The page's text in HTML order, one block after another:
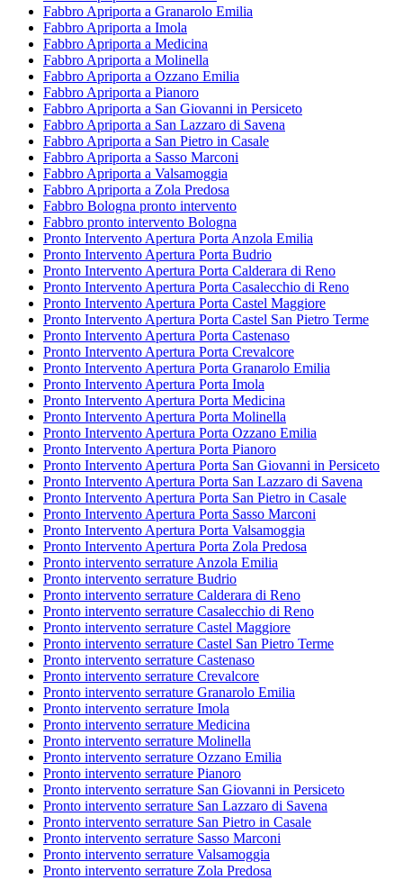
Fabbro Apriporta a Granarolo Emilia
Fabbro Apriporta a Imola
Fabbro Apriporta a Medicina
Fabbro Apriporta a Molinella
Fabbro Apriporta a Ozzano Emilia
Fabbro Apriporta a Pianoro
Fabbro Apriporta a San Giovanni in Persiceto
Fabbro Apriporta a San Lazzaro di Savena
Fabbro Apriporta a San Pietro in Casale
Fabbro Apriporta a Sasso Marconi
Fabbro Apriporta a Valsamoggia
Fabbro Apriporta a Zola Predosa
Fabbro Bologna pronto intervento
Fabbro pronto intervento Bologna
Pronto Intervento Apertura Porta Anzola Emilia
Pronto Intervento Apertura Porta Budrio
Pronto Intervento Apertura Porta Calderara di Reno
Pronto Intervento Apertura Porta Casalecchio di Reno
Pronto Intervento Apertura Porta Castel Maggiore
Pronto Intervento Apertura Porta Castel San Pietro Terme
Pronto Intervento Apertura Porta Castenaso
Pronto Intervento Apertura Porta Crevalcore
Pronto Intervento Apertura Porta Granarolo Emilia
Pronto Intervento Apertura Porta Imola
Pronto Intervento Apertura Porta Medicina
Pronto Intervento Apertura Porta Molinella
Pronto Intervento Apertura Porta Ozzano Emilia
Pronto Intervento Apertura Porta Pianoro
Pronto Intervento Apertura Porta San Giovanni in Persiceto
Pronto Intervento Apertura Porta San Lazzaro di Savena
Pronto Intervento Apertura Porta San Pietro in Casale
Pronto Intervento Apertura Porta Sasso Marconi
Pronto Intervento Apertura Porta Valsamoggia
Pronto Intervento Apertura Porta Zola Predosa
Pronto intervento serrature Anzola Emilia
Pronto intervento serrature Budrio
Pronto intervento serrature Calderara di Reno
Pronto intervento serrature Casalecchio di Reno
Pronto intervento serrature Castel Maggiore
Pronto intervento serrature Castel San Pietro Terme
Pronto intervento serrature Castenaso
Pronto intervento serrature Crevalcore
Pronto intervento serrature Granarolo Emilia
Pronto intervento serrature Imola
Pronto intervento serrature Medicina
Pronto intervento serrature Molinella
Pronto intervento serrature Ozzano Emilia
Pronto intervento serrature Pianoro
Pronto intervento serrature San Giovanni in Persiceto
Pronto intervento serrature San Lazzaro di Savena
Pronto intervento serrature San Pietro in Casale
Pronto intervento serrature Sasso Marconi
Pronto intervento serrature Valsamoggia
Pronto intervento serrature Zola Predosa